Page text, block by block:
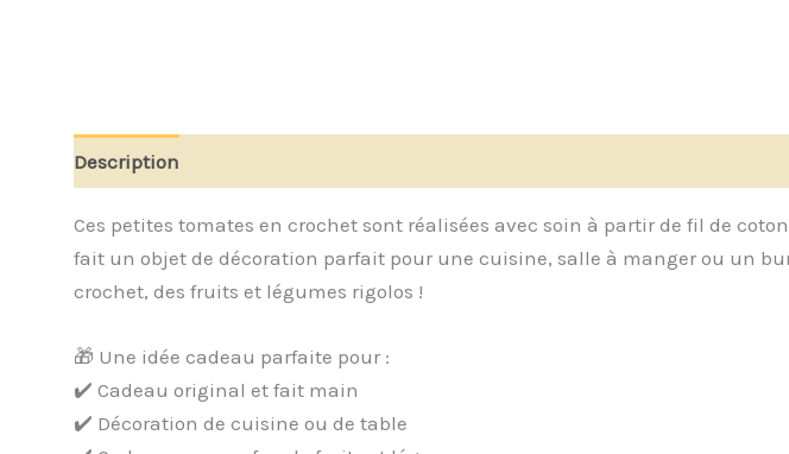
Description
Ces petites tomates en crochet sont réalisées avec soin à partir de fil de
fait un objet de décoration parfait pour une cuisine, salle à manger ou un
crochet, des fruits et légumes rigolos !
🎁 Une idée cadeau parfaite pour :
✔️ Cadeau original et fait main
✔️ Décoration de cuisine ou de table